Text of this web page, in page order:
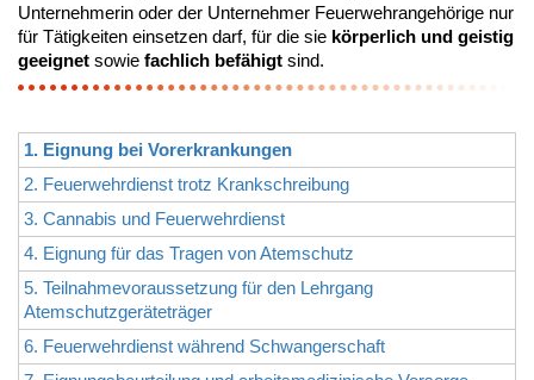
Unternehmerin oder der Unternehmer Feuerwehrangehörige nur
für Tätigkeiten einsetzen darf, für die sie körperlich und geistig
geeignet sowie fachlich befähigt sind.
1. Eignung bei Vorerkrankungen
2. Feuerwehrdienst trotz Krankschreibung
3. Cannabis und Feuerwehrdienst
4. Eignung für das Tragen von Atemschutz
5. Teilnahmevoraussetzung für den Lehrgang
Atemschutzgeräteträger
6. Feuerwehrdienst während Schwangerschaft